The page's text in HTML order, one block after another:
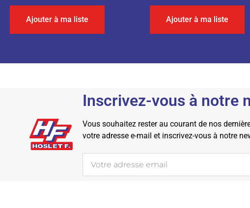
Ajouter à ma liste Ajouter à ma liste
Inscrivez-vous à notre
Vous souhaitez rester au courant de nos
votre adresse e-mail et inscrivez-vous à notre